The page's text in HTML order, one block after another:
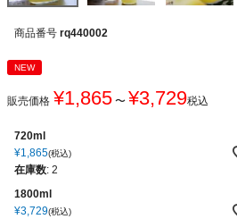
商品番号 rq440002
NEW
販売価格 ¥1,865 〜 ¥3,729税込
720ml
¥1,865 税込
在庫数: 2
1800ml
¥3,729 税込